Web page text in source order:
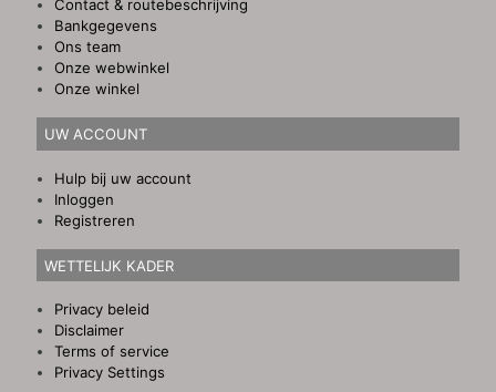
Contact & routebeschrijving
Bankgegevens
Ons team
Onze webwinkel
Onze winkel
UW ACCOUNT
Hulp bij uw account
Inloggen
Registreren
WETTELIJK KADER
Privacy beleid
Disclaimer
Terms of service
Privacy Settings